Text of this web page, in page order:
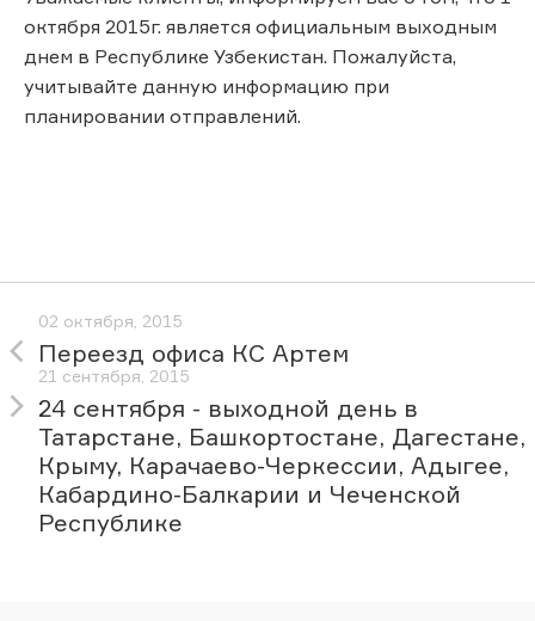
октября 2015г. является официальным выходным
днем в Республике Узбекистан. Пожалуйста,
учитывайте данную информацию при
планировании отправлений.
02 октября, 2015
Переезд офиса КС Артем
21 сентября, 2015
24 сентября - выходной день в
Татарстане, Башкортостане, Дагестане,
Крыму, Карачаево-Черкессии, Адыгее,
Кабардино-Балкарии и Чеченской
Республике